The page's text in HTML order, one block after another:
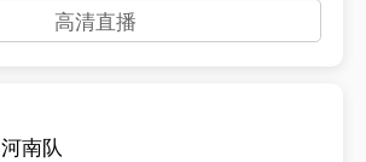
高清直播
河南队